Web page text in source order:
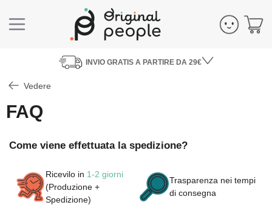
INVIO GRATIS A PARTIRE DA 29€
Vedere
FAQ
Come viene effettuata la spedizione?
Ricevilo in 1-2 giorni
(Produzione +
Spedizione)
Trasparenza nei tempi
di consegna